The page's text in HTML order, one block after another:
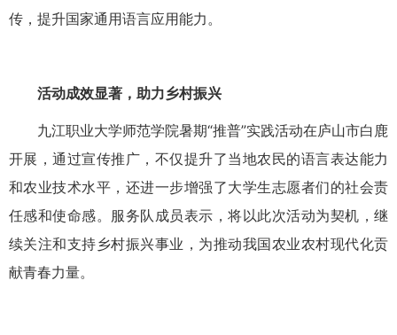
传，提升国家通用语言应用能力。
活动成效显著，助力乡村振兴
九江职业大学师范学院暑期“推普”实践活动在庐山市白鹿
开展，通过宣传推广，不仅提升了当地农民的语言表达能力
和农业技术水平，还进一步增强了大学生志愿者们的社会责
任感和使命感。服务队成员表示，将以此次活动为契机，继
续关注和支持乡村振兴事业，为推动我国农业农村现代化贡
献青春力量。